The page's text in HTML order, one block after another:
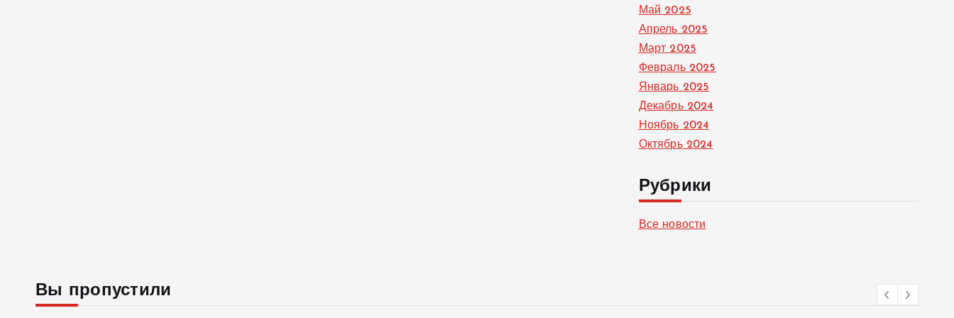
Май 2025
Апрель 2025
Март 2025
Февраль 2025
Январь 2025
Декабрь 2024
Ноябрь 2024
Октябрь 2024
Рубрики
Все новости
Вы пропустили